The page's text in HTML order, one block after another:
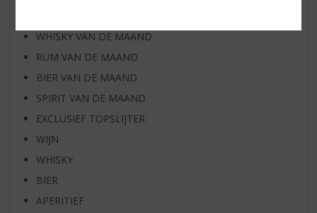
WHISKY VAN DE MAAND
RUM VAN DE MAAND
BIER VAN DE MAAND
SPIRIT VAN DE MAAND
EXCLUSIEF TOPSLIJTER
WIJN
WHISKY
BIER
APERITIEF